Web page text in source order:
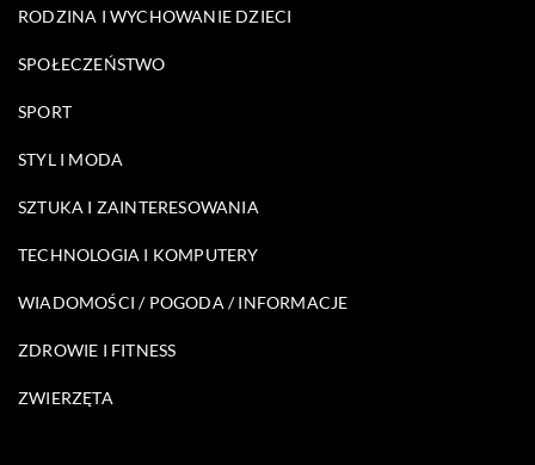
RODZINA I WYCHOWANIE DZIECI
SPOŁECZEŃSTWO
SPORT
STYL I MODA
SZTUKA I ZAINTERESOWANIA
TECHNOLOGIA I KOMPUTERY
WIADOMOŚCI / POGODA / INFORMACJE
ZDROWIE I FITNESS
ZWIERZĘTA